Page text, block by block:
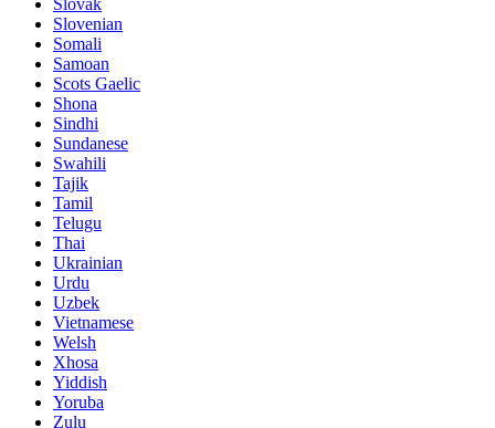
Slovak
Slovenian
Somali
Samoan
Scots Gaelic
Shona
Sindhi
Sundanese
Swahili
Tajik
Tamil
Telugu
Thai
Ukrainian
Urdu
Uzbek
Vietnamese
Welsh
Xhosa
Yiddish
Yoruba
Zulu